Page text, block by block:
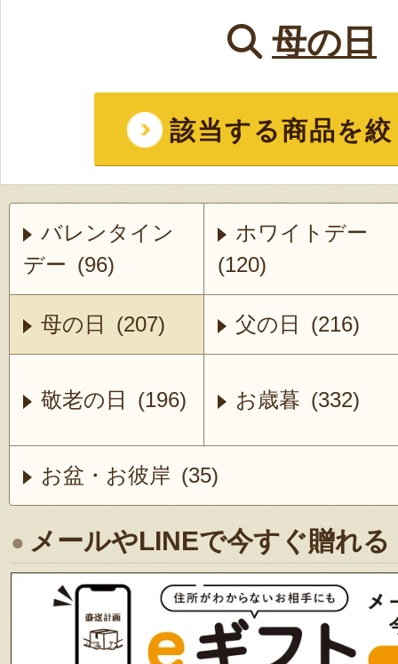
母の日
該当する商品を
バレンタイン
デー (96)
ホワイトデー
(120)
母の日 (207) 父の日 (216)
敬老の日 (196) お歳暮 (332)
お盆・お彼岸 (35)
メールやLINEで今すぐ贈れ